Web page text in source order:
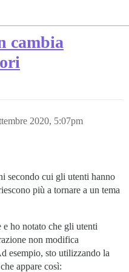
cambia
2020, 5:07pm
secondo cui gli utenti hanno
più a tornare a un tema
ho notato che gli utenti
non modifica
esempio, sto utilizzando la
appare così: